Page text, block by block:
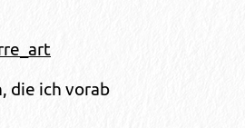
die ich vorab